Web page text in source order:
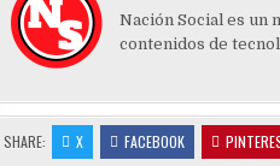
Nación Social es un
contenidos de
SHARE: X FACEBOOK